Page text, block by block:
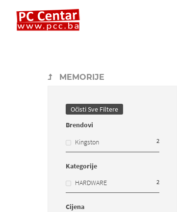
MEMORIJE
Očisti Sve Filtere
Brendovi
Kingston
2
Kategorije
HARDWARE
2
Cijena